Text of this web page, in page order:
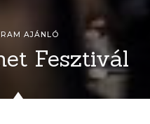
AJÁNLÓ
Fesztivál